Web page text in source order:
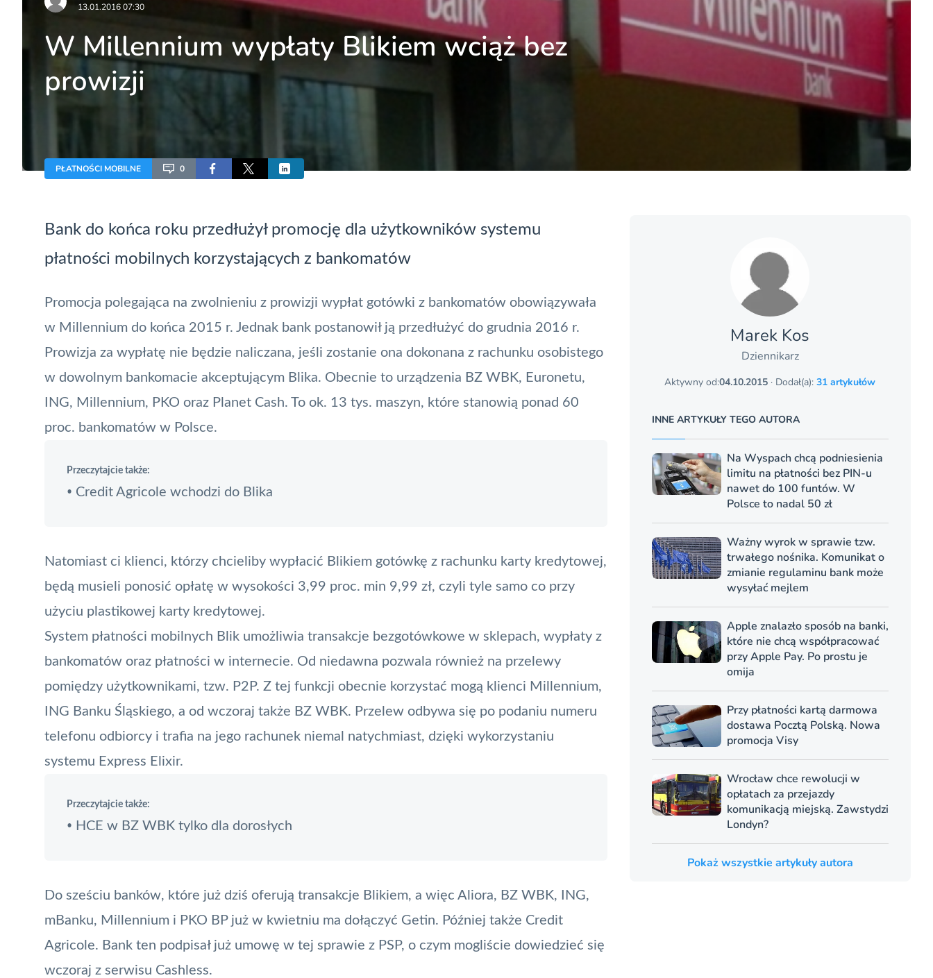
13.01.2016 07:30
W Millennium wypłaty Blikiem wciąż bez
prowizji
PŁATNOŚCI MOBILNE 0
Bank do końca roku przedłużył promocję dla użytkowników systemu
płatności mobilnych korzystających z bankomatów
Promocja polegająca na zwolnieniu z prowizji wypłat gotówki z bankomatów obowiązywała
w Millennium do końca 2015 r. Jednak bank postanowił ją przedłużyć do grudnia 2016 r.
Prowizja za wypłatę nie będzie naliczana, jeśli zostanie ona dokonana z rachunku osobistego
w dowolnym bankomacie akceptującym Blika. Obecnie to urządzenia BZ WBK, Euronetu,
ING, Millennium, PKO oraz Planet Cash. To ok. 13 tys. maszyn, które stanowią ponad 60
proc. bankomatów w Polsce.
Przeczytajcie także:
• Credit Agricole wchodzi do Blika
Natomiast ci klienci, którzy chcieliby wypłacić Blikiem gotówkę z rachunku karty kredytowej,
będą musieli ponosić opłatę w wysokości 3,99 proc. min 9,99 zł, czyli tyle samo co przy
użyciu plastikowej karty kredytowej.
System płatności mobilnych Blik umożliwia transakcje bezgotówkowe w sklepach, wypłaty z
bankomatów oraz płatności w internecie. Od niedawna pozwala również na przelewy
pomiędzy użytkownikami, tzw. P2P. Z tej funkcji obecnie korzystać mogą klienci Millennium,
ING Banku Śląskiego, a od wczoraj także BZ WBK. Przelew odbywa się po podaniu numeru
telefonu odbiorcy i trafia na jego rachunek niemal natychmiast, dzięki wykorzystaniu
systemu Express Elixir.
Przeczytajcie także:
• HCE w BZ WBK tylko dla dorosłych
Do sześciu banków, które już dziś oferują transakcje Blikiem, a więc Aliora, BZ WBK, ING,
mBanku, Millennium i PKO BP już w kwietniu ma dołączyć Getin. Później także Credit
Agricole. Bank ten podpisał już umowę w tej sprawie z PSP, o czym mogliście dowiedzieć się
wczoraj z serwisu Cashless.
Marek Kos
Dziennikarz
Aktywny od:04.10.2015 · Dodał(a):31 artykułów
INNE ARTYKUŁY TEGO AUTORA
Na Wyspach chcą podniesienia
limitu na płatności bez PIN-u
nawet do 100 funtów. W
Polsce to nadal 50 zł
Ważny wyrok w sprawie tzw.
trwałego nośnika. Komunikat o
zmianie regulaminu bank może
wysyłać mejlem
Apple znalazło sposób na banki,
które nie chcą współpracować
przy Apple Pay. Po prostu je
omija
Przy płatności kartą darmowa
dostawa Pocztą Polską. Nowa
promocja Visy
Wrocław chce rewolucji w
opłatach za przejazdy
komunikacją miejską. Zawstydzi
Londyn?
Pokaż wszystkie artykuły autora